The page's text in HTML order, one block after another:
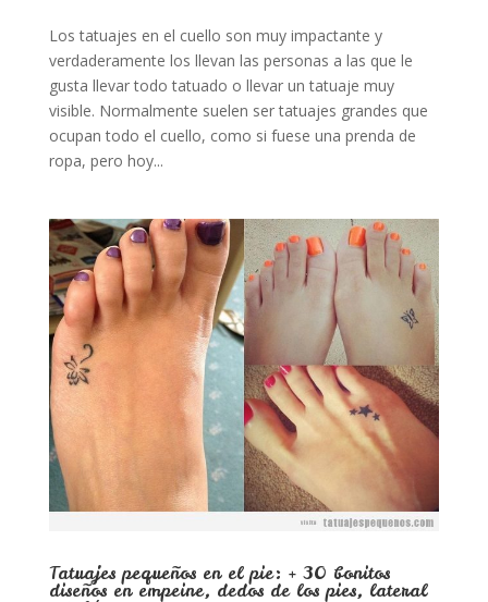
Los tatuajes en el cuello son muy impactante y
verdaderamente los llevan las personas a las que le
gusta llevar todo tatuado o llevar un tatuaje muy
visible. Normalmente suelen ser tatuajes grandes que
ocupan todo el cuello, como si fuese una prenda de
ropa, pero hoy...
Tatuajes pequeños en el pie: + 30 bonitos
diseños en empeine, dedos de los pies, lateral